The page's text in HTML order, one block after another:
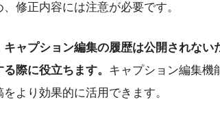
、修正内容には注意が必要です。
キャプション編集の履歴は公開されな
際に役立ちます。 キャプション編集機
をより効果的に活用できます。